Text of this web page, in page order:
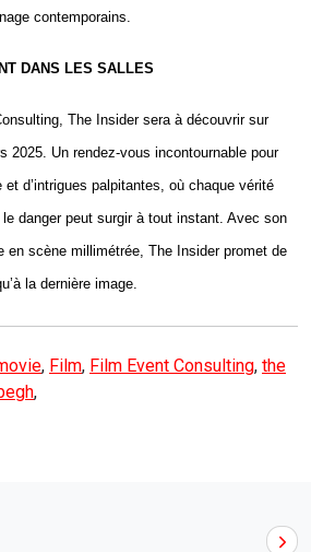
contemporains.
DANS LES SALLES
The Insider sera à découvrir sur
2025. Un rendez-vous incontournable pour
d’intrigues palpitantes, où chaque vérité
danger peut surgir à tout instant. Avec son
en scène millimétrée, The Insider promet de
la dernière image.
, Film, Film Event Consulting, the
,